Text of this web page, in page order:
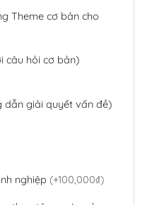
Theme cơ bản cho
câu hỏi cơ bản)
dẫn giải quyết vấn đề)
nghiệp (+100,000₫)